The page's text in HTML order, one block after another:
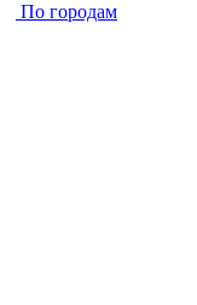
По городам